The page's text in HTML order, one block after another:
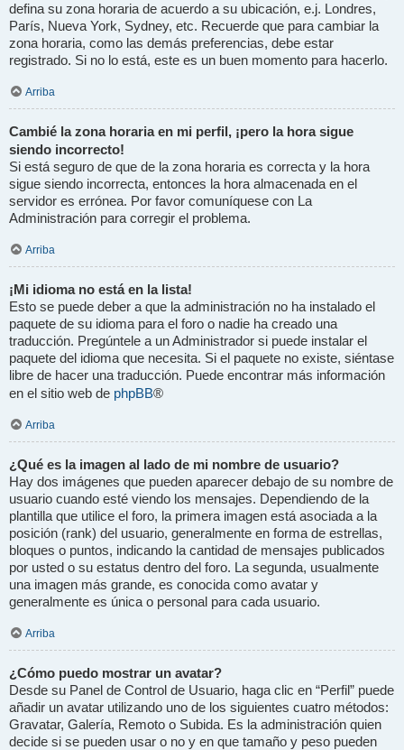
defina su zona horaria de acuerdo a su ubicación, e.j. Londres,
París, Nueva York, Sydney, etc. Recuerde que para cambiar la
zona horaria, como las demás preferencias, debe estar
registrado. Si no lo está, este es un buen momento para hacerlo.
Arriba
Cambié la zona horaria en mi perfil, ¡pero la hora sigue
siendo incorrecto!
Si está seguro de que de la zona horaria es correcta y la hora
sigue siendo incorrecta, entonces la hora almacenada en el
servidor es errónea. Por favor comuníquese con La
Administración para corregir el problema.
Arriba
¡Mi idioma no está en la lista!
Esto se puede deber a que la administración no ha instalado el
paquete de su idioma para el foro o nadie ha creado una
traducción. Pregúntele a un Administrador si puede instalar el
paquete del idioma que necesita. Si el paquete no existe, siéntase
libre de hacer una traducción. Puede encontrar más información
en el sitio web de phpBB®
Arriba
¿Qué es la imagen al lado de mi nombre de usuario?
Hay dos imágenes que pueden aparecer debajo de su nombre de
usuario cuando esté viendo los mensajes. Dependiendo de la
plantilla que utilice el foro, la primera imagen está asociada a la
posición (rank) del usuario, generalmente en forma de estrellas,
bloques o puntos, indicando la cantidad de mensajes publicados
por usted o su estatus dentro del foro. La segunda, usualmente
una imagen más grande, es conocida como avatar y
generalmente es única o personal para cada usuario.
Arriba
¿Cómo puedo mostrar un avatar?
Desde su Panel de Control de Usuario, haga clic en “Perfil” puede
añadir un avatar utilizando uno de los siguientes cuatro métodos:
Gravatar, Galería, Remoto o Subida. Es la administración quien
decide si se pueden usar o no y en que tamaño y peso pueden